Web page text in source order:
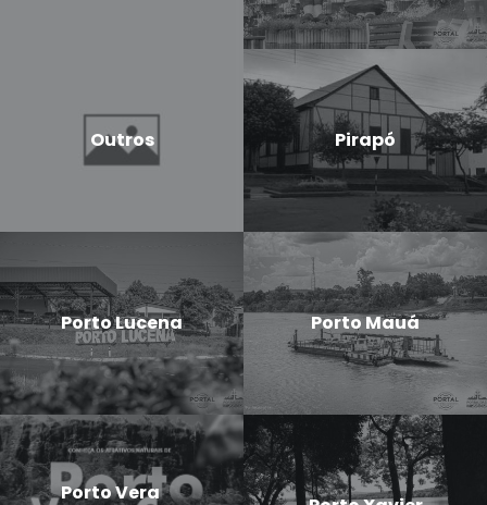
Outros Pirapó
Porto Lucena Porto Mauá
Porto Vera